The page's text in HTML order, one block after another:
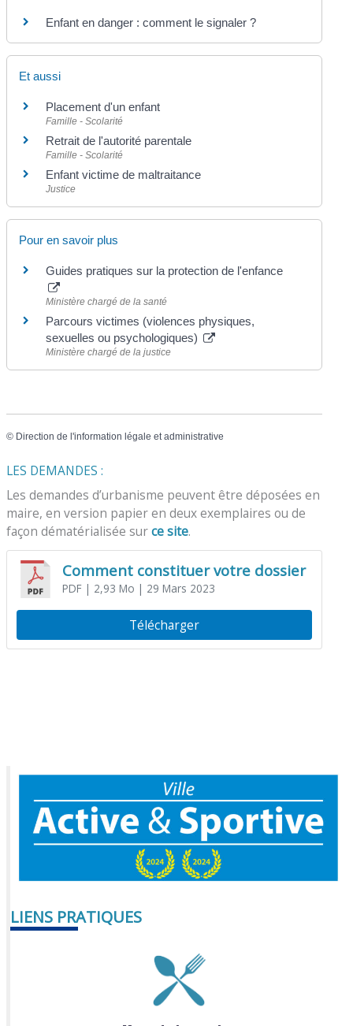
Enfant en danger : comment le signaler ?
Et aussi
Placement d'un enfant
Famille - Scolarité
Retrait de l'autorité parentale
Famille - Scolarité
Enfant victime de maltraitance
Justice
Pour en savoir plus
Guides pratiques sur la protection de l'enfance
Ministère chargé de la santé
Parcours victimes (violences physiques,
sexuelles ou psychologiques)
Ministère chargé de la justice
© Direction de l'information légale et administrative
LES DEMANDES :
Les demandes d’urbanisme peuvent être déposées en
maire, en version papier en deux exemplaires ou de
façon dématérialisée surce site.
Comment constituer votre dossier
PDF| 2,93 Mo | 29 Mars 2023
Télécharger
LIENS PRATIQUES